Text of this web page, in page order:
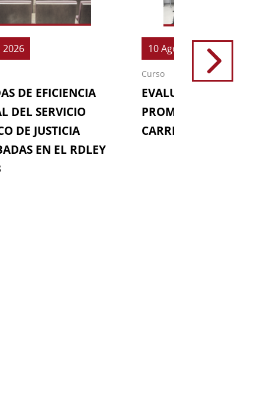
2026
DE EFICIENCIA
DEL SERVICIO
DE JUSTICIA
EN EL RDLEY
10 Ago 2026
Curso
EVALUACIONES (64ª
PROMOCIÓN DE LA
CARRERA FISCAL)